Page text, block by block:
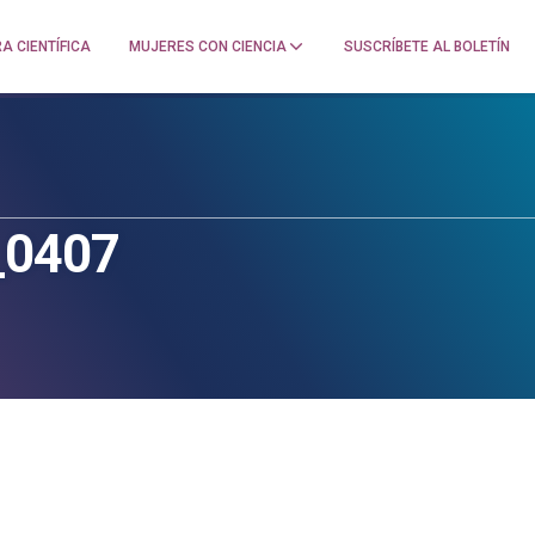
CIENTÍFICA MUJERES CON CIENCIA SUSCRÍBETE AL BOLETÍN